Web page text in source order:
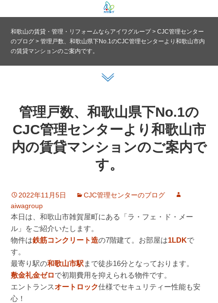
和歌山の賃貸・管理・リフォームならアイワグループ>CJC管理センター
のブログ >管理戸数、和歌山県下No.1のCJC管理センターより和歌山市内
の賃貸マンションのご案内です。
管理戸数、和歌山県下No.1の
CJC管理センターより和歌山市
内の賃貸マンションのご案内で
す。
2022年11月5日
CJC管理センターのブログ
aiwagroup
本日は、和歌山市雑賀屋町にある「ラ・フェ・ド・メー
ル」をご紹介いたします。
物件は鉄筋コンクリート造の7階建て。お部屋は1LDKで
す。
最寄り駅の和歌山市駅 まで徒歩16分となっております。
敷金礼金ゼロで初期費用を抑えられる物件です。
エントランスオートロック仕様でセキュリティー性能も安
心！